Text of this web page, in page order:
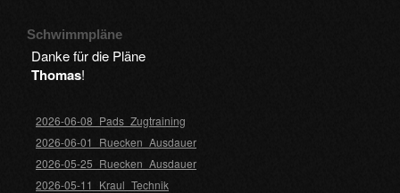
Schwimmpläne
Danke für die Pläne
Thomas!
2026-06-08_Pads_Zugtraining
2026-06-01_Ruecken_Ausdauer
2026-05-25_Ruecken_Ausdauer
2026-05-11_Kraul_Technik